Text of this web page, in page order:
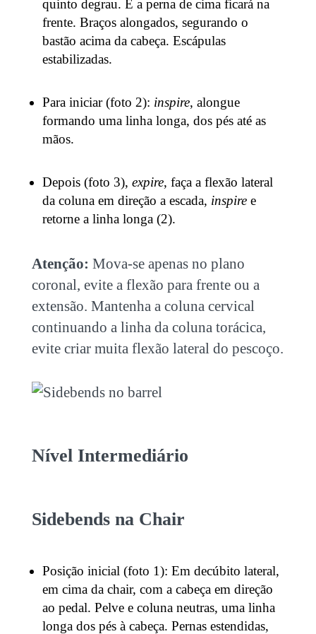
quinto degrau. E a perna de cima ficará na
frente. Braços alongados, segurando o
bastão acima da cabeça. Escápulas
estabilizadas.
Para iniciar (foto 2): inspire, alongue
formando uma linha longa, dos pés até as
mãos.
Depois (foto 3), expire, faça a flexão lateral
da coluna em direção a escada, inspiree
retorne a linha longa (2).
Atenção: Mova-se apenas no plano
coronal, evite a flexão para frente ou a
extensão. Mantenha a coluna cervical
continuando a linha da coluna torácica,
evite criar muita flexão lateral do pescoço.
Nível Intermediário
Sidebends na Chair
Posição inicial (foto 1): Em decúbito lateral,
em cima da chair, com a cabeça em direção
ao pedal. Pelve e coluna neutras, uma linha
longa dos pés à cabeça. Pernas estendidas,